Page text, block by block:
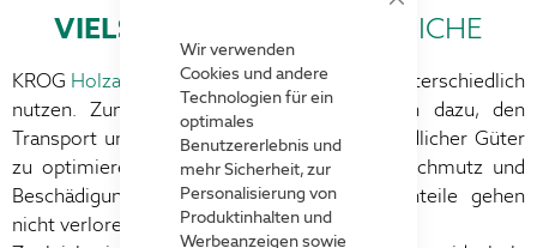
Close
Cookie
Wir verwenden
Cookies und andere
Technologien für ein
optimales
Benutzererlebnis und
mehr Sicherheit, zur
Personalisierung von
Produktinhalten und
Werbeanzeigen sowie
VIELSEITIGE EINSATZBEREICHE
KROG Holzaufsatzrahmen lassen sich ganz unterschiedlich
nutzen. Zunächst dient der Aufsatzrahmen dazu, den
Transport und die Lagerung ganz unterschiedlicher Güter
zu optimieren. So werden Ihre Waren vor Schmutz und
Beschädigungen geschützt und selbst Kleinteile gehen
nicht verloren.